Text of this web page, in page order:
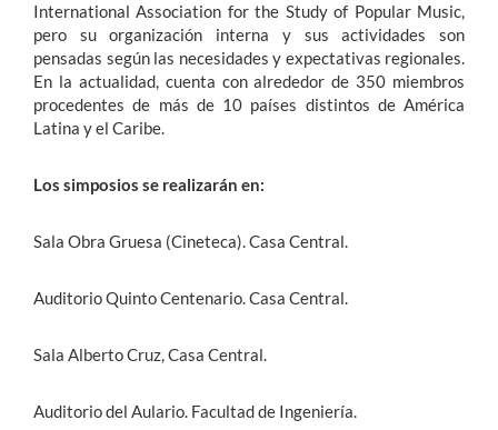
International Association for the Study of Popular Music,
pero su organización interna y sus actividades son
pensadas según las necesidades y expectativas regionales.
En la actualidad, cuenta con alrededor de 350 miembros
procedentes de más de 10 países distintos de América
Latina y el Caribe.
Los simposios se realizarán en:
Sala Obra Gruesa (Cineteca). Casa Central.
Auditorio Quinto Centenario. Casa Central.
Sala Alberto Cruz, Casa Central.
Auditorio del Aulario. Facultad de Ingeniería.